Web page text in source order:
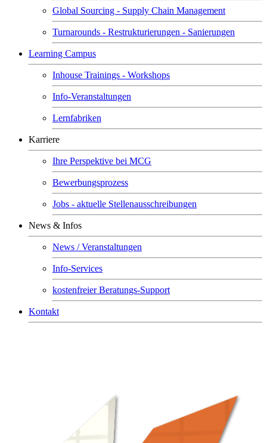
Global Sourcing - Supply Chain Management
Turnarounds - Restrukturierungen - Sanierungen
Learning Campus
Inhouse Trainings - Workshops
Info-Veranstaltungen
Lernfabriken
Karriere
Ihre Perspektive bei MCG
Bewerbungsprozess
Jobs - aktuelle Stellenausschreibungen
News & Infos
News / Veranstaltungen
Info-Services
kostenfreier Beratungs-Support
Kontakt